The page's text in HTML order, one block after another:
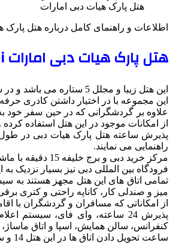
هتل پارک هیات دبی امارات
اطلاعات و راهنمای کامل درباره هتل پارک
هتل پارک هیات دبی امارات Park Hyatt Dubai
این هتل زیبا و مجلل 5 ستاره می باشد و در شهر دبی کشور امارت متحده عربی ساخته شده است.
این مجموعه با در اختیار داشتن کادری
علاوه بر گردشگرانی که در حین سفر خود
از امکانات موجود در این هتل استفاده کرده
پذیرش ساعته هتل پارک هیات دبی در طول
راهنمایی می نمایند.
مرکز خرید دبی و برج خلیفه 15 دقیقه با ماشین و همچنین مارینا دبی 30 دقیقه با ماشین و بوسیله رانندگی از این هتل دارای فاصله می باشند.
فرودگاه بین المللی دبی نیز بسیار نزدیک به این هتل و در فاصله 2
تمامی اتاق های این هتل مجهز هستند به
میز و صندلی کار، کاناپه راحتی و کتری
از امکاناتی که مسافران و گردشگران با
پذیرش 24 ساعته، وای فای،
کنفرانس، سالن همایش، اسپا و اتاق
ساعت تحویل دادن اتاق ها در این هتل 14 و ساعت تخلیه هر کدام از انها 12 ظهر می باشد.